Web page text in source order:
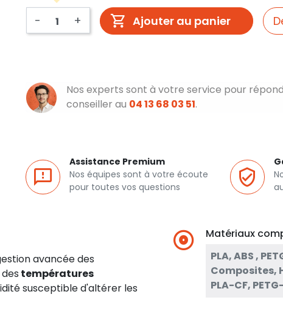
- + Ajouter au panier
Nos experts sont à votre service pour
conseiller au 04 13 68 03 51.
Assistance Premium
Nos équipes sont à votre écoute
pour toutes vos questions
avancée des
températures
susceptible d'altérer les
Matériaux
PLA, ABS ,
Composites,
PLA-CF,